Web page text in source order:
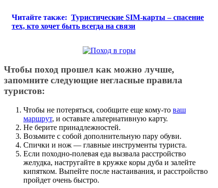
Читайте также: Туристические SIM-карты – спасение
тех, кто хочет быть всегда на связи
Чтобы поход прошел как можно лучше,
запомните следующие негласные правила
туристов:
Чтобы не потеряться, сообщите еще кому-то ваш
маршрут, и оставьте альтернативную карту.
Не берите принадлежностей.
Возьмите с собой дополнительную пару обуви.
Спички и нож — главные инструменты туриста.
Если походно-полевая еда вызвала расстройство
желудка, настругайте в кружке коры дуба и залейте
кипятком. Выпейте после настаивания, и расстройство
пройдет очень быстро.